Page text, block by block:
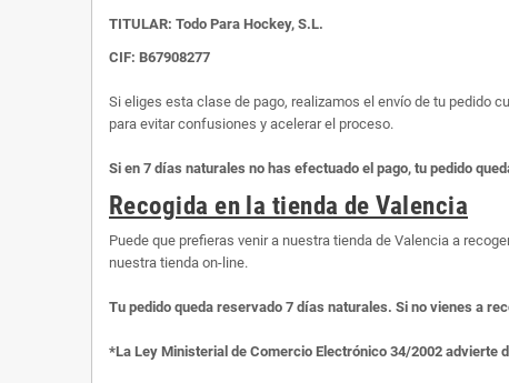
TITULAR: Todo Para Hockey, S.L.
CIF: B67908277
Si eliges esta clase de pago, realizamos el envío de tu pedido
para evitar confusiones y acelerar el proceso.
Si en 7 días naturales no has efectuado el pago, tu pedido
Recogida en la tienda de Valencia
Puede que prefieras venir a nuestra tienda de Valencia a
nuestra tienda on-line.
Tu pedido queda reservado 7 días naturales. Si no vienes a
*La Ley Ministerial de Comercio Electrónico 34/2002 advierte